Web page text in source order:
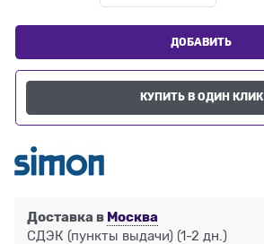
ДОБАВИТЬ
КУПИТЬ В ОДИН КЛИК
Доставка в Москва
СДЭК (пункты выдачи) (1-2 дн.)